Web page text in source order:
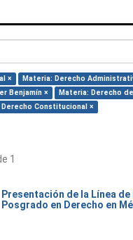
× Materia: Derecho
Benjamín ×
Materia: Derecho
Constitucional ×
1
Presentación de la Línea
Posgrado en Derecho en